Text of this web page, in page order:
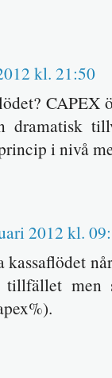
kl. 21:50
CAPEX
dramatisk
i nivå
2012 kl.
kassaflödet
men